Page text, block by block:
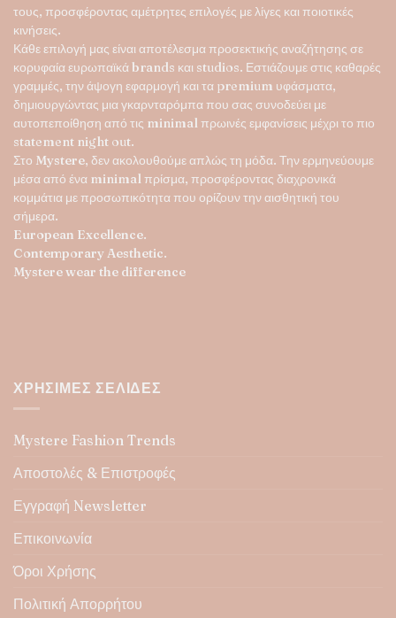
τους, προσφέροντας αμέτρητες επιλογές με λίγες και ποιοτικές
κινήσεις.
Κάθε επιλογή μας είναι αποτέλεσμα προσεκτικής αναζήτησης σε
κορυφαία ευρωπαϊκά brands και studios. Εστιάζουμε στις καθαρές
γραμμές, την άψογη εφαρμογή και τα premium υφάσματα,
δημιουργώντας μια γκαρνταρόμπα που σας συνοδεύει με
αυτοπεποίθηση από τις minimal πρωινές εμφανίσεις μέχρι το πιο
statement night out.
Στο Mystere, δεν ακολουθούμε απλώς τη μόδα. Την ερμηνεύουμε
μέσα από ένα minimal πρίσμα, προσφέροντας διαχρονικά
κομμάτια με προσωπικότητα που ορίζουν την αισθητική του
σήμερα.
European Excellence.
Contemporary Aesthetic.
Mystere wear the difference
ΧΡΉΣΙΜΕΣ ΣΕΛΊΔΕΣ
Mystere Fashion Trends
Αποστολές & Επιστροφές
Εγγραφή Newsletter
Επικοινωνία
Όροι Χρήσης
Πολιτική Απορρήτου